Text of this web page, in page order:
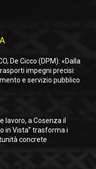
De Cicco (DPM): «Dalla
impegni precisi:
e servizio pubblico
lavoro, a Cosenza il
in Vista” trasforma i
concrete